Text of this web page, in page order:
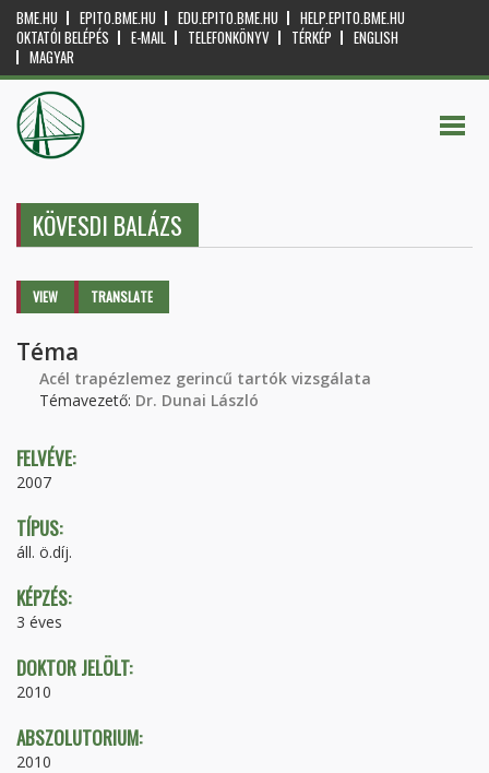
BME.HU EPITO.BME.HU EDU.EPITO.BME.HU
HELP.EPITO.BME.HU
OKTATÓI BELÉPÉS
E-MAIL TELEFONKÖNYV TÉRKÉP
ENGLISH
MAGYAR
KÖVESDI BALÁZS
Primary tabs
VIEW (ACTIVETRANSLATE
Téma
Acél trapézlemez gerincű tartók vizsgálata
Témavezető: Dr. Dunai László
FELVÉVE:
2007
TÍPUS:
áll. ö.díj.
KÉPZÉS:
3 éves
DOKTOR JELÖLT:
2010
ABSZOLUTORIUM:
2010